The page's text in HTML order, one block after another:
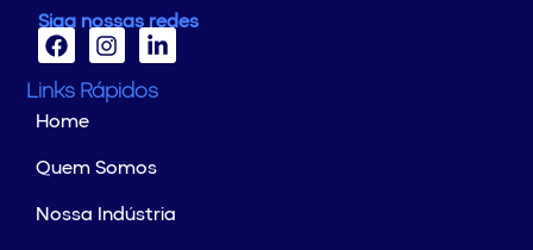
Siga nossas redes
Links Rápidos
Home
Quem Somos
Nossa Indústria